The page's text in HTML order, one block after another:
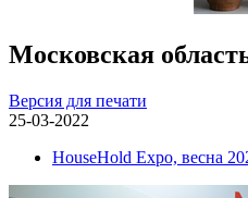
Московская
Версия для печати
25-03-2022
HouseHold Expo, весна